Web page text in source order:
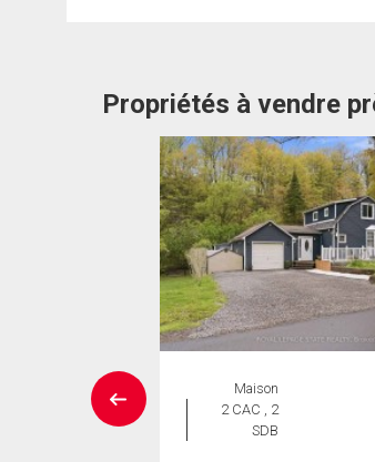
Propriétés à vendre
Maison
2 CAC , 2
SDB